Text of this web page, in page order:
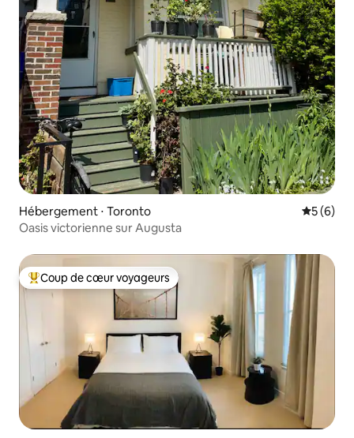
Hébergement ⋅ Toronto
5 (6)
Oasis victorienne sur Augusta
Coups de cœur voyageurs les plus appréciés
Coup de cœur voyageurs